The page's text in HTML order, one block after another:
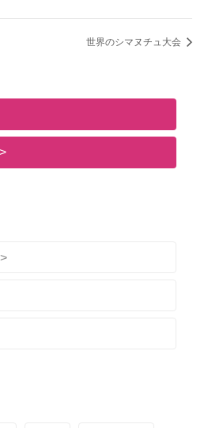
世界のシマヌチュ大会